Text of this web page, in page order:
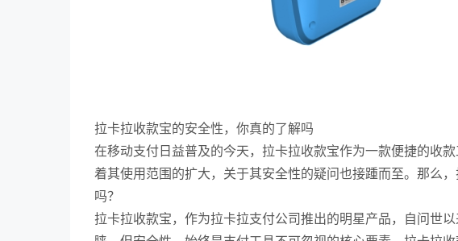
拉卡拉收款宝的安全性，你真的了解吗
在移动支付日益普及的今天，拉卡拉收款宝作为一款便捷的收
着其使用范围的扩大，关于其安全性的疑问也接踵而至。那么
吗？
拉卡拉收款宝，作为拉卡拉支付公司推出的明星产品，自问世